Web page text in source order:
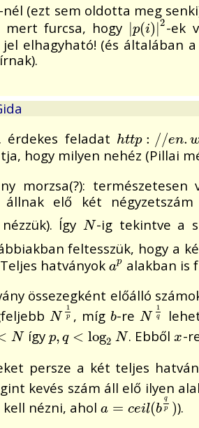
nél (ezt sem oldotta meg
mert furcsa, hogy |p(i)|2
|p(i)|2-ek
jel elhagyható! (és általában
érdekes feladat http : //en.
http :/ /en.wi k
hogy milyen nehéz (Pillai
morzsa(?):
elő két
Így N
N-ig tekintve a
feltesszük, hogy a
hatványok ap
ap alakban is
össezegként előálló
N
1
p
N1p, mígb
b-reN
1
q
N1q
N
N így p, q < log2 N
p,q<log2N . Ebbőlx
x-
persze a két teljes
kevés szám áll elő ilyen
nézni, ahol a = ceil(b
q
p
)
a =ceil(bqp) ).